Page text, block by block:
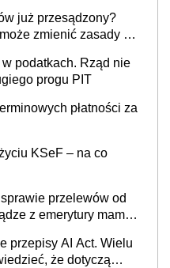
już przesądzony?
zmienić zasady gry
podatkach. Rząd nie
progu PIT
płatności za
KSeF – na co
przelewów od
z emerytury mamy
przepisy AI Act. Wielu
że dotyczą